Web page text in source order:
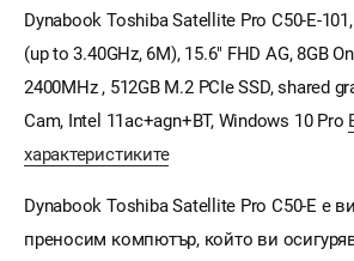
Dynabook Toshiba Satellite Pro C50-E-
(up to 3.40GHz, 6M), 15.6" FHD AG, 8GB
2400MHz , 512GB M.2 PCIe SSD, shared
Cam, Intel 11ac+agn+BT, Windows 10 Pro
характеристиките
Dynabook Toshiba Satellite Pro C50-E е
преносим компютър, който ви